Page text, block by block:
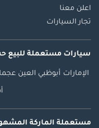
اعلن معنا
تجار السيارات
سيارات مستعملة للبيع
الإمارات أبوظبي العين
مستعملة الماركة